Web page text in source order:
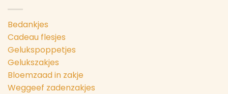
Bedankjes
Cadeau flesjes
Gelukspoppetjes
Gelukszakjes
Bloemzaad in zakje
Weggeef zadenzakjes